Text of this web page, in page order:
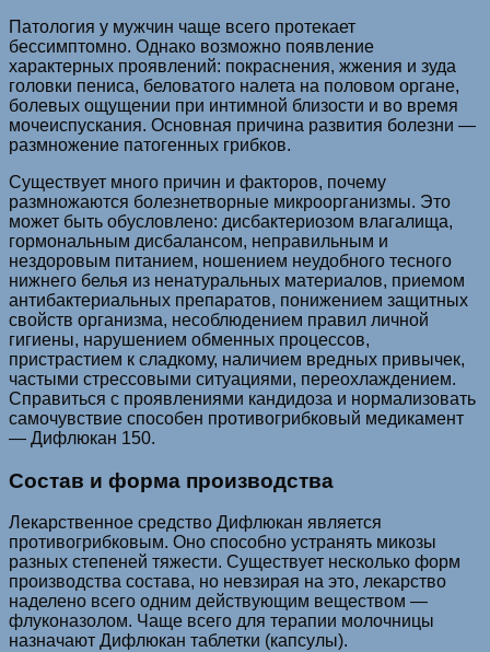
Патология у мужчин чаще всего протекает
бессимптомно. Однако возможно появление
характерных проявлений: покраснения, жжения и зуда
головки пениса, беловатого налета на половом органе,
болевых ощущении при интимной близости и во время
мочеиспускания. Основная причина развития болезни —
размножение патогенных грибков.
Существует много причин и факторов, почему
размножаются болезнетворные микроорганизмы. Это
может быть обусловлено: дисбактериозом влагалища,
гормональным дисбалансом, неправильным и
нездоровым питанием, ношением неудобного тесного
нижнего белья из ненатуральных материалов, приемом
антибактериальных препаратов, понижением защитных
свойств организма, несоблюдением правил личной
гигиены, нарушением обменных процессов,
пристрастием к сладкому, наличием вредных привычек,
частыми стрессовыми ситуациями, переохлаждением.
Справиться с проявлениями кандидоза и нормализовать
самочувствие способен противогрибковый медикамент
— Дифлюкан 150.
Состав и форма производства
Лекарственное средство Дифлюкан является
противогрибковым. Оно способно устранять микозы
разных степеней тяжести. Существует несколько форм
производства состава, но невзирая на это, лекарство
наделено всего одним действующим веществом —
флуконазолом. Чаще всего для терапии молочницы
назначают Дифлюкан таблетки (капсулы).